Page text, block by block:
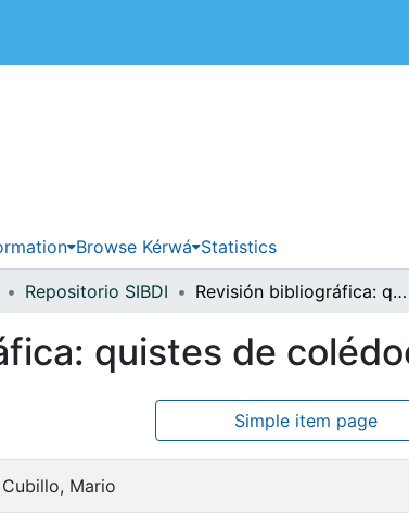
Browse Kérwá Statistics
Repositorio SIBDI Revisión bibliográfica: quistes de colédoco
quistes de
Simple item page
Cubillo, Mario